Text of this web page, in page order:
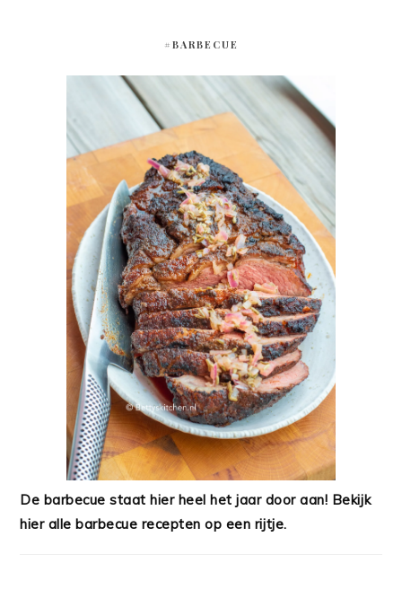
#BARBECUE
De barbecue staat hier heel het jaar door aan! Bekijk
hier alle barbecue recepten op een rijtje.